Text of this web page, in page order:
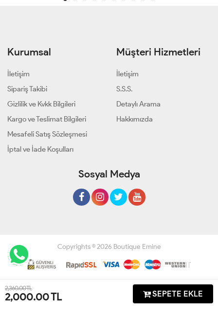
2,360.00 TL
2,000.00TL SEPETE EKLE
Kurumsal
İletişim
Sipariş Takibi
Gizlilik ve Kvkk Bilgileri
Kargo ve Teslimat Bilgileri
Mesafeli Satış Sözleşmesi
İptal ve İade Koşulları
Müşteri Hizmetleri
İletişim
S.S.S.
Detaylı Arama
Hakkımızda
Sosyal Medya
Copyrights © 2026 Boutique Emine
Geliştir - powered by innovation
Anasayfa Üye Girişi Sipariş Takibi İletişim